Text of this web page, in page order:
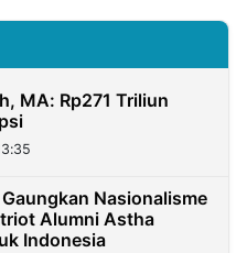
MA: Rp271 Triliun
Nasionalisme
Alumni Astha
Indonesia